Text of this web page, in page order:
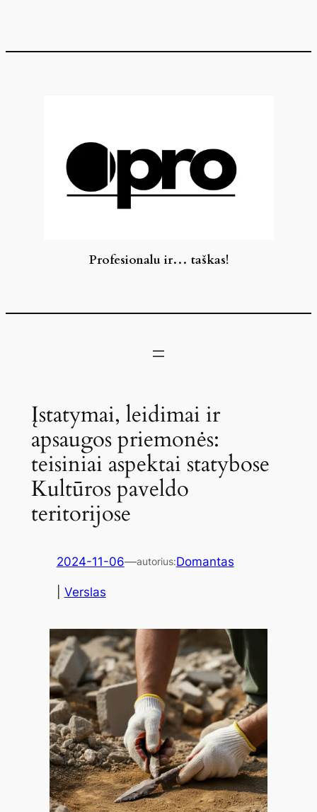
turinio
Profesionalu ir… taškas!
Įstatymai, leidimai ir
apsaugos priemonės:
teisiniai aspektai statybose
Kultūros paveldo
teritorijose
2024-11-06—autorius:Domantas
Verslas